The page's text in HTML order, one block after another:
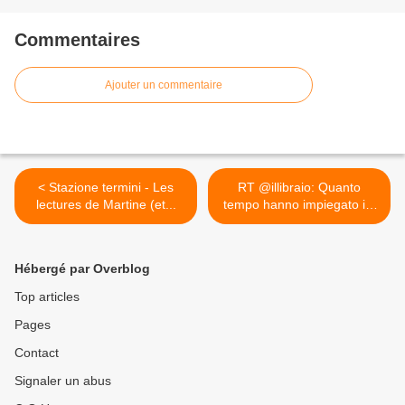
Commentaires
Ajouter un commentaire
< Stazione termini - Les
lectures de Martine (et...
RT @illibraio: Quanto
tempo hanno impiegato i...
>
Hébergé par Overblog
Top articles
Pages
Contact
Signaler un abus